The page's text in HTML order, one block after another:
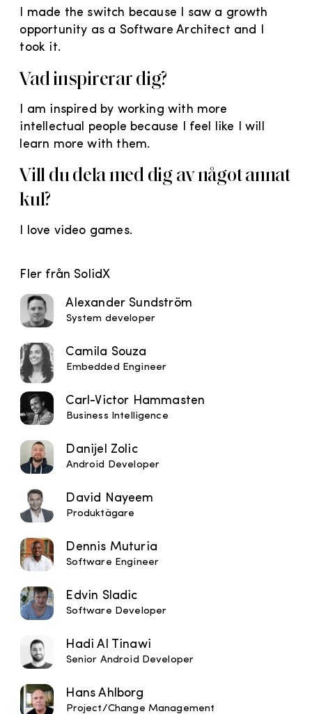
I made the switch because I saw a growth
opportunity as a Software Architect and I
took it.
Vad inspirerar dig?
I am inspired by working with more
intellectual people because I feel like I will
learn more with them.
Vill du dela med dig av något annat
kul?
I love video games.
Fler från SolidX
Alexander Sundström
System developer
Camila Souza
Embedded Engineer
Carl-Victor Hammasten
Business Intelligence
Danijel Zolic
Android Developer
David Nayeem
Produktägare
Dennis Muturia
Software Engineer
Edvin Sladic
Software Developer
Hadi Al Tinawi
Senior Android Developer
Hans Ahlborg
Project/Change Management